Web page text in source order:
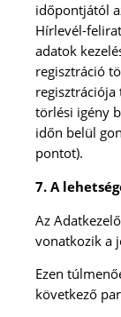
időpontjától
Hírlevél-
adatok
regisztráció
regisztrációja
törlési igény
időn belül
pontot).
7. A
Az
vonatkozik a
Ezen
következő